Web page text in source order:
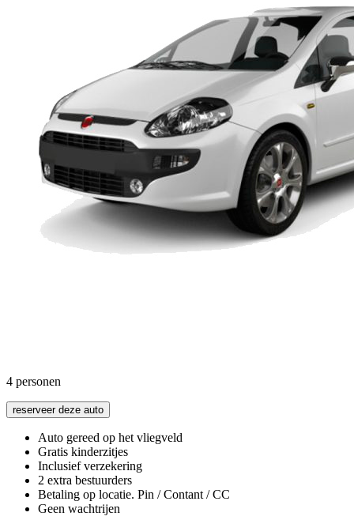
4 personen
reserveer deze auto
Auto gereed op het vliegveld
Gratis kinderzitjes
Inclusief verzekering
2 extra bestuurders
Betaling op locatie. Pin / Contant / CC
Geen wachtrijen